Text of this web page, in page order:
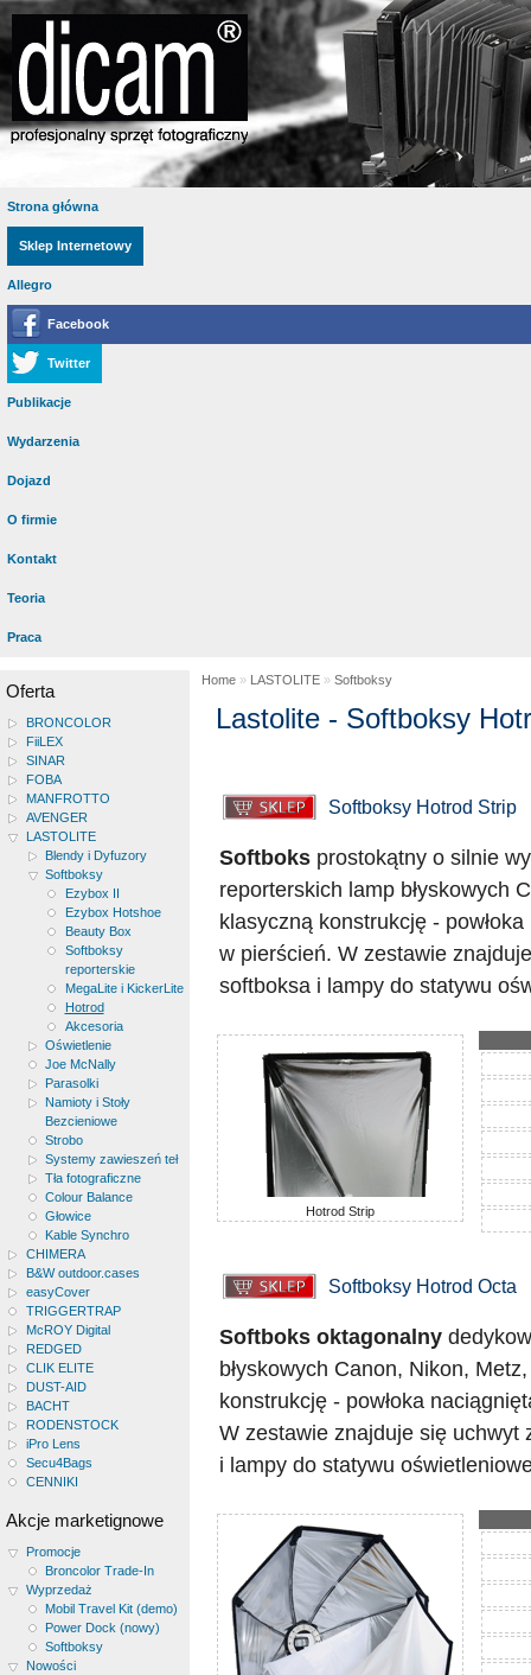
Strona główna
Sklep Internetowy
Allegro
Facebook
Twitter
Publikacje
Wydarzenia
Dojazd
O firmie
Kontakt
Teoria
Praca
Oferta
BRONCOLOR
FiiLEX
SINAR
FOBA
MANFROTTO
AVENGER
LASTOLITE
Blendy i Dyfuzory
Softboksy
Ezybox II
Ezybox Hotshoe
Beauty Box
Softboksy
reporterskie
MegaLite i KickerLite
Hotrod
Akcesoria
Oświetlenie
Joe McNally
Parasolki
Namioty i Stoły
Bezcieniowe
Strobo
Systemy zawieszeń teł
Tła fotograficzne
Colour Balance
Głowice
Kable Synchro
CHIMERA
B&W outdoor.cases
easyCover
TRIGGERTRAP
McROY Digital
REDGED
CLIK ELITE
DUST-AID
BACHT
RODENSTOCK
iPro Lens
Secu4Bags
CENNIKI
Akcje marketignowe
Promocje
Broncolor Trade-In
Wyprzedaż
Mobil Travel Kit (demo)
Power Dock (nowy)
Softboksy
Nowości
Home » LASTOLITE » Softboksy
Lastolite - Softboksy
Softboksy Hotrod Strip
Softboks prostokątny o silnie
reporterskich lamp błyskowych
klasyczną konstrukcję -
w pierścień. W zestawie
softboksa i lampy do statywu
Hotrod Strip
Softboksy Hotrod Octa
Softboks oktagonalny
błyskowych Canon, Nikon,
konstrukcję - powłoka
W zestawie znajduje się uchwyt
i lampy do statywu